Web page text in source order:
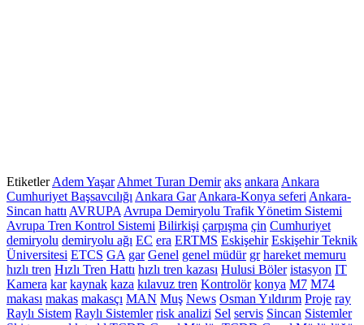
EtiketlerAdem Yaşar Ahmet Turan Demir aks ankara Ankara
Cumhuriyet Başsavcılığı Ankara Gar Ankara-Konya seferi Ankara-
Sincan hattı AVRUPA Avrupa Demiryolu Trafik Yönetim Sistemi
Avrupa Tren Kontrol Sistemi Bilirkişi çarpışma çin Cumhuriyet
demiryolu demiryolu ağı EC era ERTMS Eskişehir Eskişehir Teknik
Üniversitesi ETCS GA gar Genel genel müdür gr hareket memuru
hızlı tren Hızlı Tren Hattı hızlı tren kazası Hulusi Böler istasyon IT
Kamera kar kaynak kaza kılavuz tren Kontrolör konya M7 M74
makası makas makasçı MAN Muş News Osman Yıldırım Proje ray
Raylı Sistem Raylı Sistemler risk analizi Sel servis Sincan Sistemler